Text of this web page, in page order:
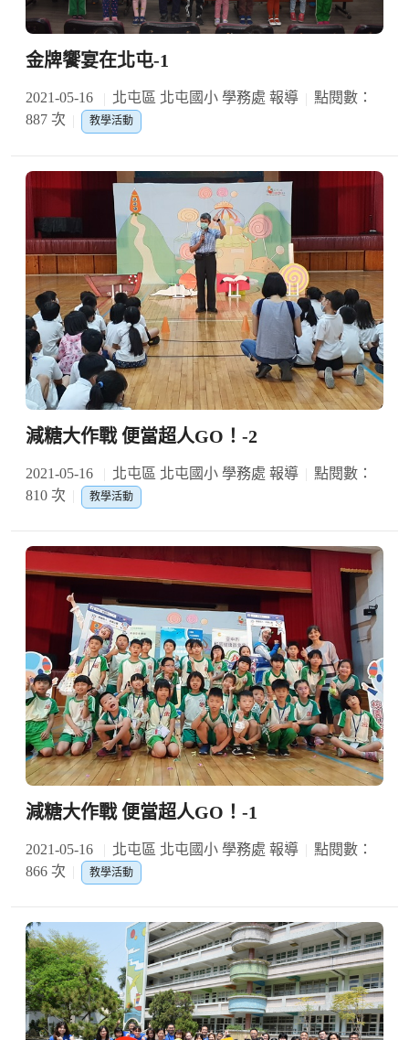
金牌饗宴在北屯-1
2021-05-16 北屯區 北屯國小 學務處 報導
點閱數：
887 次
教學活動
減糖大作戰 便當超人GO！-2
2021-05-16 北屯區 北屯國小 學務處 報導
點閱數：
810 次
教學活動
減糖大作戰 便當超人GO！-1
2021-05-16 北屯區 北屯國小 學務處 報導
點閱數：
866 次
教學活動